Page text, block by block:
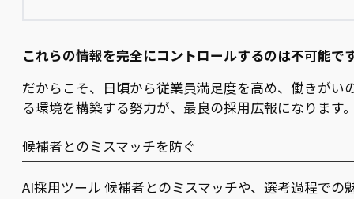
これらの情報を完全にコントロールするのは不可能で
だからこそ、日頃から従業員満足度を高め、働きがい
る環境を構築する努力が、最良の採用広報になります
候補者とのミスマッチを防ぐ
AI採用ツール 候補者とのミスマッチや、選考過程での